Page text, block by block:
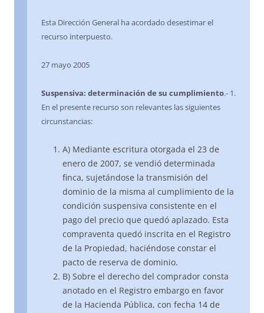
Esta Dirección General ha acordado desestimar el
recurso interpuesto.
27 mayo 2005
Suspensiva: determinación de su cumplimiento.- 1.
En el presente recurso son relevantes las siguientes
circunstancias:
A) Mediante escritura otorgada el 23 de
enero de 2007, se vendió determinada
finca, sujetándose la transmisión del
dominio de la misma al cumplimiento de la
condición suspensiva consistente en el
pago del precio que quedó aplazado. Esta
compraventa quedó inscrita en el Registro
de la Propiedad, haciéndose constar el
pacto de reserva de dominio.
B) Sobre el derecho del comprador consta
anotado en el Registro embargo en favor
de la Hacienda Pública, con fecha 14 de